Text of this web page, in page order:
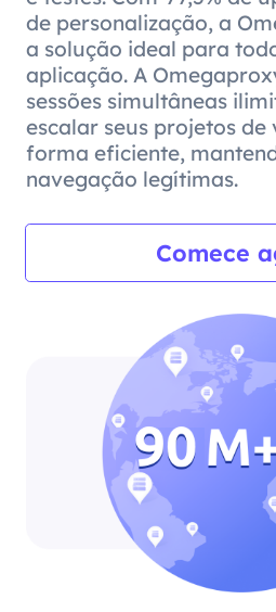
de personalização, a
a solução ideal para
aplicação. A
sessões simultâneas
escalar seus projetos
forma eficiente,
navegação legítimas.
Comece